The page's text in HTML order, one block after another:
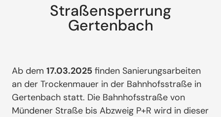
Straßensperrung
Gertenbach
Ab dem 17.03.2025 finden Sanierungsarbeiten
an der Trockenmauer in der Bahnhofsstraße in
Gertenbach statt. Die Bahnhofsstraße von
Mündener Straße bis Abzweig P+R wird in dieser